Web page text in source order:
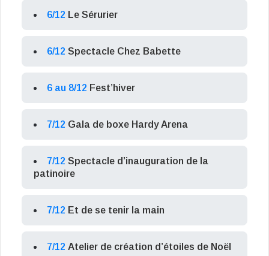
6/12 Le Sérurier
6/12 Spectacle Chez Babette
6 au 8/12 Fest’hiver
7/12 Gala de boxe Hardy Arena
7/12 Spectacle d’inauguration de la
patinoire
7/12 Et de se tenir la main
7/12 Atelier de création d’étoiles de Noël